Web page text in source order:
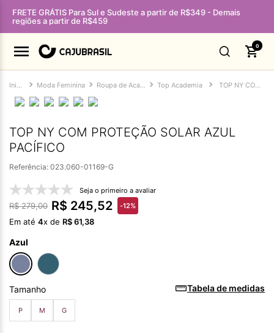
FRETE GRÁTIS Para Sul e Sudeste a partir de R$349 - Demais
regiões a partir de R$459
0
Moda Feminina Roupa de Academia Feminina Top Academia TOP NY COM PROTEÇÃO SOLAR AZUL PACÍFICO
TOP NY COM PROTEÇÃO SOLAR AZUL
PACÍFICO
Referência: 023.060-01169-G
Seja o primeiro a avaliar
R$ 279,00 R$ 245,52 -12%
Em até 4x de R$61,38
Azul
Tamanho
P M G
Tabela de medidas